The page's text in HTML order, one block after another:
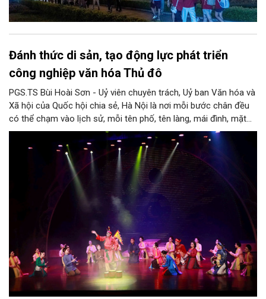
Đánh thức di sản, tạo động lực phát triển
công nghiệp văn hóa Thủ đô
PGS.TS Bùi Hoài Sơn - Uỷ viên chuyên trách, Uỷ ban Văn hóa và
Xã hội của Quốc hội chia sẻ, Hà Nội là nơi mỗi bước chân đều
có thể chạm vào lịch sử, mỗi tên phố, tên làng, mái đình, mặt
hồ, nếp nhà, câu hát, món ăn, làn điệu, nghề thủ công đều có
thể kể một câu chuyện về chiều sâu văn hiến của dân tộc.
Nhưng trong kỷ nguyên mới, câu hỏi đặt ra không chỉ Hà Nội có
bao nhiêu di sản, bao nhiêu văn nghệ sĩ, trí thức, không gian ký
ức, mà là làm thế nào để những giá trị ấy trở thành nguồn lực
phát triển, thành sức mạnh mềm, thành động lực sáng tạo,
thành năng lực cạnh tranh của Thủ đô.